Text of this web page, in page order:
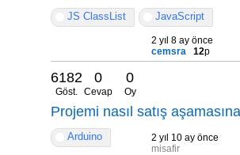
JS ClassList JavaScript
2 yıl 8 ay önce
cemsra
12p
6182
Göst.
0
Cevap
0
Oy
Projemi nasıl satış
Arduino
2 yıl 10 ay önce
misafir